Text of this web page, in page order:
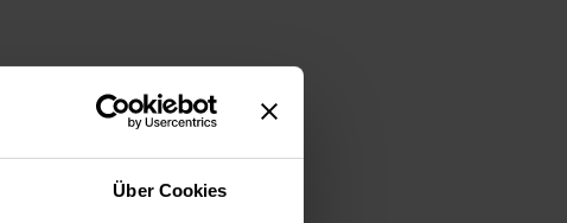
Über Cookies